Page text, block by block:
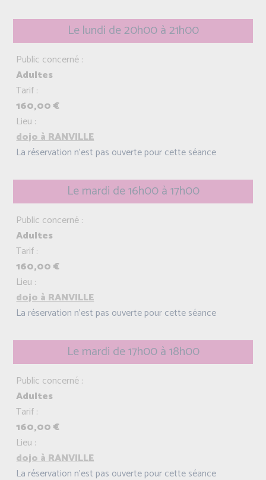
Le lundi de 20h00 à 21h00
Public concerné :
Adultes
Tarif :
160,00 €
Lieu :
dojo à RANVILLE
La réservation n'est pas ouverte pour cette séance
Le mardi de 16h00 à 17h00
Public concerné :
Adultes
Tarif :
160,00 €
Lieu :
dojo à RANVILLE
La réservation n'est pas ouverte pour cette séance
Le mardi de 17h00 à 18h00
Public concerné :
Adultes
Tarif :
160,00 €
Lieu :
dojo à RANVILLE
La réservation n'est pas ouverte pour cette séance